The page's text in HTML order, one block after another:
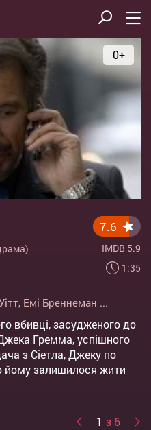
0+
7.6
IMDB 5.9
1:35
, Емі Бреннеман ...
вбивці, засудженого до
Гремма, успішного
з Сіетла, Джеку по
йому залишилося жити
1 з 6